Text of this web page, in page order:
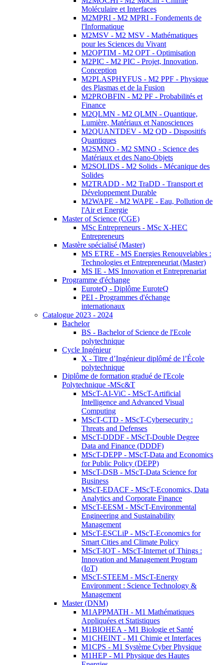
Moléculaire et Interfaces
M2MPRI - M2 MPRI - Fondements de
l'Informatique
M2MSV - M2 MSV - Mathématiques
pour les Sciences du Vivant
M2OPTIM - M2 OPT - Optimisation
M2PIC - M2 PIC - Projet, Innovation,
Conception
M2PLASPHYFUS - M2 PPF - Physique
des Plasmas et de la Fusion
M2PROBFIN - M2 PF - Probabilités et
Finance
M2QLMN - M2 QLMN - Quantique,
Lumière, Matériaux et Nanosciences
M2QUANTDEV - M2 QD - Dispositifs
Quantiques
M2SMNO - M2 SMNO - Science des
Matériaux et des Nano-Objets
M2SOLIDS - M2 Solids - Mécanique des
Solides
M2TRADD - M2 TraDD - Transport et
Développement Durable
M2WAPE - M2 WAPE - Eau, Pollution de
l'Air et Energie
Master of Science (CGE)
MSc Entrepreneurs - MSc X-HEC
Entrepreneurs
Mastère spécialisé (Master)
MS ETRE - MS Energies Renouvelables :
Technologies et Entrepreneuriat (Master)
MS IE - MS Innovation et Entreprenariat
Programme d'échange
EuroteQ - Diplôme EuroteQ
PEI - Programmes d'échange
internationaux
Catalogue 2023 - 2024
Bachelor
BS - Bachelor of Science de l'Ecole
polytechnique
Cycle Ingénieur
X - Titre d’Ingénieur diplômé de l’École
polytechnique
Diplôme de formation gradué de l'Ecole
Polytechnique -MSc&T
MScT-AI-ViC - MScT-Artificial
Intelligence and Advanced Visual
Computing
MScT-CTD - MScT-Cybersecurity :
Threats and Defenses
MScT-DDDF - MScT-Double Degree
Data and Finance (DDDF)
MScT-DEPP - MScT-Data and Economics
for Public Policy (DEPP)
MScT-DSB - MScT-Data Science for
Business
MScT-EDACF - MScT-Economics, Data
Analytics and Corporate Finance
MScT-EESM - MScT-Environmental
Engineering and Sustainability
Management
MScT-ESCLiP - MScT-Economics for
Smart Cities and Climate Policy
MScT-IOT - MScT-Internet of Things :
Innovation and Management Program
(IoT)
MScT-STEEM - MScT-Energy
Environment : Science Technology &
Management
Master (DNM)
M1APPMATH - M1 Mathématiques
Appliquées et Statistiques
M1BIOHEA - M1 Biologie et Santé
M1CHEINT - M1 Chimie et Interfaces
M1CPS - M1 Système Cyber Physique
M1HEP - M1 Physique des Hautes